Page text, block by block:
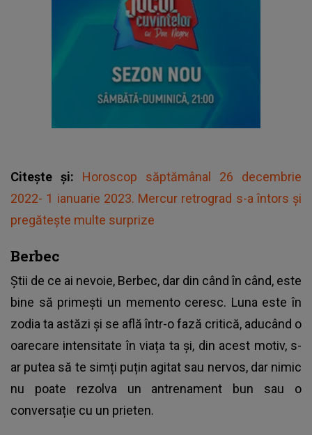
Citește și: Horoscop săptămânal 26 decembrie
2022- 1 ianuarie 2023. Mercur retrograd s-a întors și
pregătește multe surprize
Berbec
Știi de ce ai nevoie, Berbec, dar din când în când, este
bine să primești un memento ceresc. Luna este în
zodia ta astăzi și se află într-o fază critică, aducând o
oarecare intensitate în viața ta și, din acest motiv, s-
ar putea să te simți puțin agitat sau nervos, dar nimic
nu poate rezolva un antrenament bun sau o
conversație cu un prieten.